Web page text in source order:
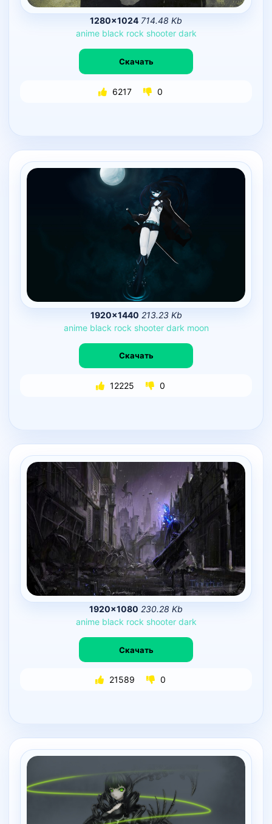
1280×1024 714.48 Kb
anime black rock shooter dark
Скачать
6217 0
1920×1440 213.23 Kb
anime black rock shooter dark moon
Скачать
12225 0
1920×1080 230.28 Kb
anime black rock shooter dark
Скачать
21589 0